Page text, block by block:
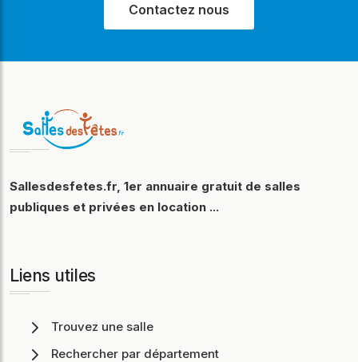
Contactez nous
Sallesdesfetes.fr, 1er annuaire gratuit de salles
publiques et privées en location ...
Liens utiles
Trouvez une salle
Rechercher par département